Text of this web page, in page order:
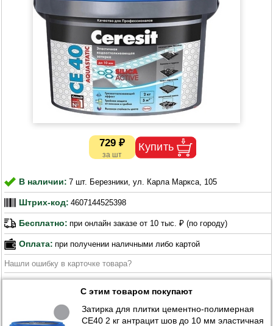
729 ₽
В наличии: 7 шт. Березники, ул. Карла Маркса, 105
Штрих-код: 4607144525398
Бесплатно: при онлайн заказе от 10 тыс. ₽ (по городу)
Оплата: при получении наличными либо картой
Нашли ошибку в карточке товара?
С этим товаром покупают
Затирка для плитки цементно-полимерная
CE40 2 кг антрацит шов до 10 мм эластичная